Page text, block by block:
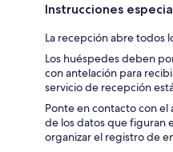
Instrucciones
La recepción abre todos
Los huéspedes deben
con antelación para
servicio de recepción
Ponte en contacto con el
de los datos que figuran
organizar el registro de